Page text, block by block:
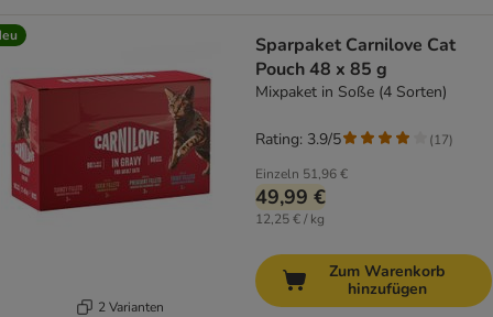
2 Varianten
Sparpaket Carnilove Cat
Pouch 48 x 85 g
Mixpaket in Soße (4 Sorten)
Einzeln 51,96 €
49,99 €
12,25 € / kg
Rating: 3.9/5 (17)
Zum Warenkorb
hinzufügen